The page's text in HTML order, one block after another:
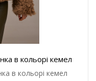
в кольорі кемел
в кольорі кемел